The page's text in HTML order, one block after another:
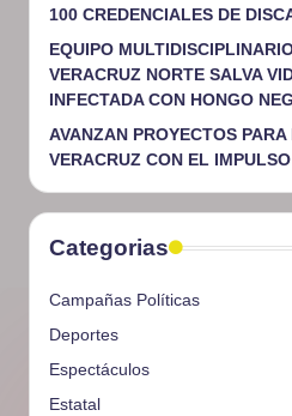
100 CREDENCIALES DE
EQUIPO
VERACRUZ NORTE SALVA
INFECTADA CON HONGO
AVANZAN PROYECTOS
VERACRUZ CON EL
Categorias
Campañas Políticas
Deportes
Espectáculos
Estatal